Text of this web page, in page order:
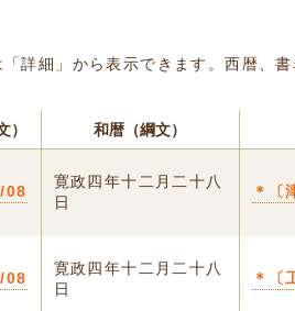
「詳細」から表示できます。西暦、
） 和暦（綱文）
08
寛政四年十二月二十八
日
＊〔
08
寛政四年十二月二十八
日
＊〔